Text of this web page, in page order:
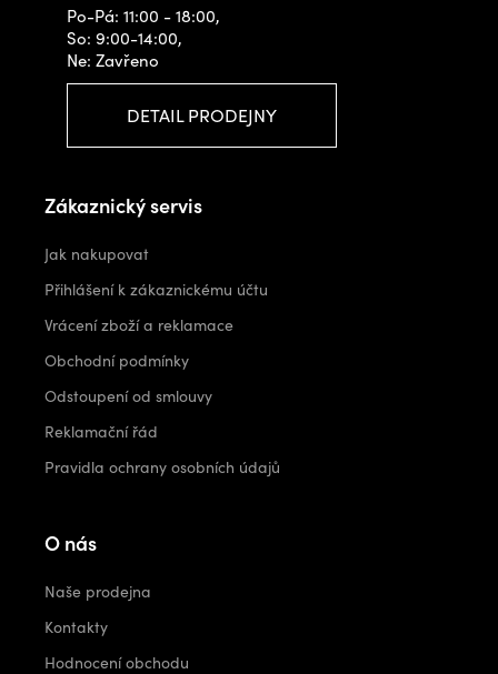
Po-Pá: 11:00 - 18:00,
So: 9:00-14:00,
Ne: Zavřeno
DETAIL PRODEJNY
Zákaznický servis
Jak nakupovat
Přihlášení k zákaznickému účtu
Vrácení zboží a reklamace
Obchodní podmínky
Odstoupení od smlouvy
Reklamační řád
Pravidla ochrany osobních údajů
O nás
Naše prodejna
Kontakty
Hodnocení obchodu